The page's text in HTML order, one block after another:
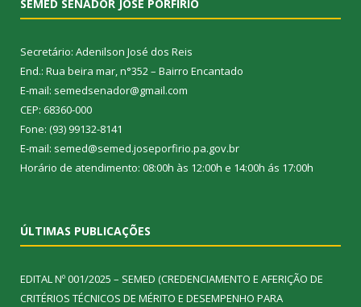
SEMED SENADOR JOSÉ PORFÍRIO
Secretário: Adenilson José dos Reis
End.: Rua beira mar, n°352 – Bairro Encantado
E-mail: semedsenador@gmail.com
CEP: 68360-000
Fone: (93) 99132-8141
E-mail: semed@semed.joseporfirio.pa.gov.br
Horário de atendimento: 08:00h às 12:00h e 14:00h ás 17:00h
ÚLTIMAS PUBLICAÇÕES
EDITAL Nº 001/2025 – SEMED (CREDENCIAMENTO E AFERIÇÃO DE
CRITÉRIOS TÉCNICOS DE MÉRITO E DESEMPENHO PARA